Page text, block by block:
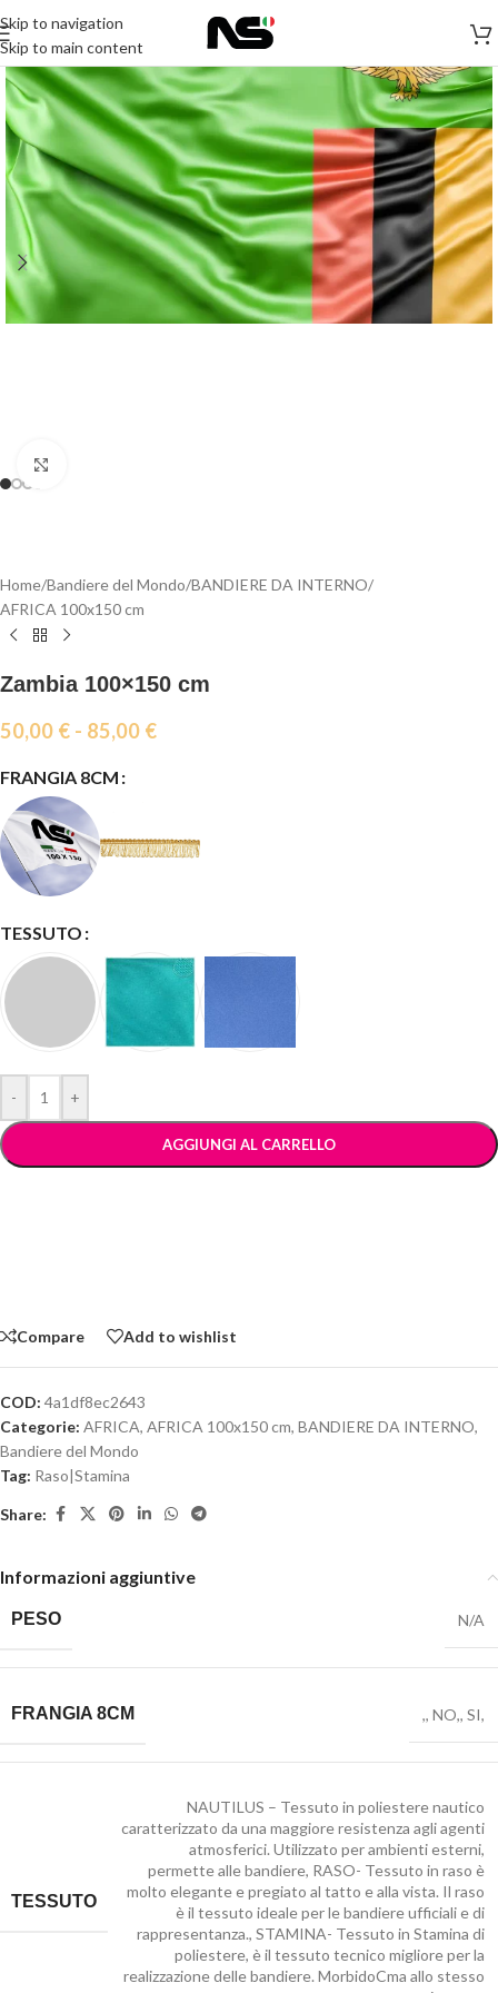
Skip to navigation
Skip to main content
Home/Bandiere del Mondo/BANDIERE DA INTERNO/
AFRICA 100x150 cm
Zambia 100×150 cm
50,00 € - 85,00 €
FRANGIA 8CM
TESSUTO
- +
AGGIUNGI AL CARRELLO
Compare Add to wishlist
COD: 4a1df8ec2643
Categorie: AFRICA, AFRICA 100x150 cm, BANDIERE DA INTERNO,
Bandiere del Mondo
Tag: Raso|Stamina
Share:
Informazioni aggiuntive
PESO N/A
FRANGIA 8CM ,, NO,, SI,
TESSUTO
NAUTILUS – Tessuto in poliestere nautico
caratterizzato da una maggiore resistenza agli agenti
atmosferici. Utilizzato per ambienti esterni,
permette alle bandiere, RASO- Tessuto in raso è
molto elegante e pregiato al tatto e alla vista. Il raso
è il tessuto ideale per le bandiere ufficiali e di
rappresentanza., STAMINA- Tessuto in Stamina di
poliestere, è il tessuto tecnico migliore per la
realizzazione delle bandiere. MorbidoCma allo stesso